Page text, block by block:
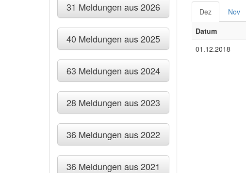
31 Meldungen aus 2026
40 Meldungen aus 2025
63 Meldungen aus 2024
28 Meldungen aus 2023
36 Meldungen aus 2022
36 Meldungen aus 2021
Dez Nov
Datum
01.12.2018